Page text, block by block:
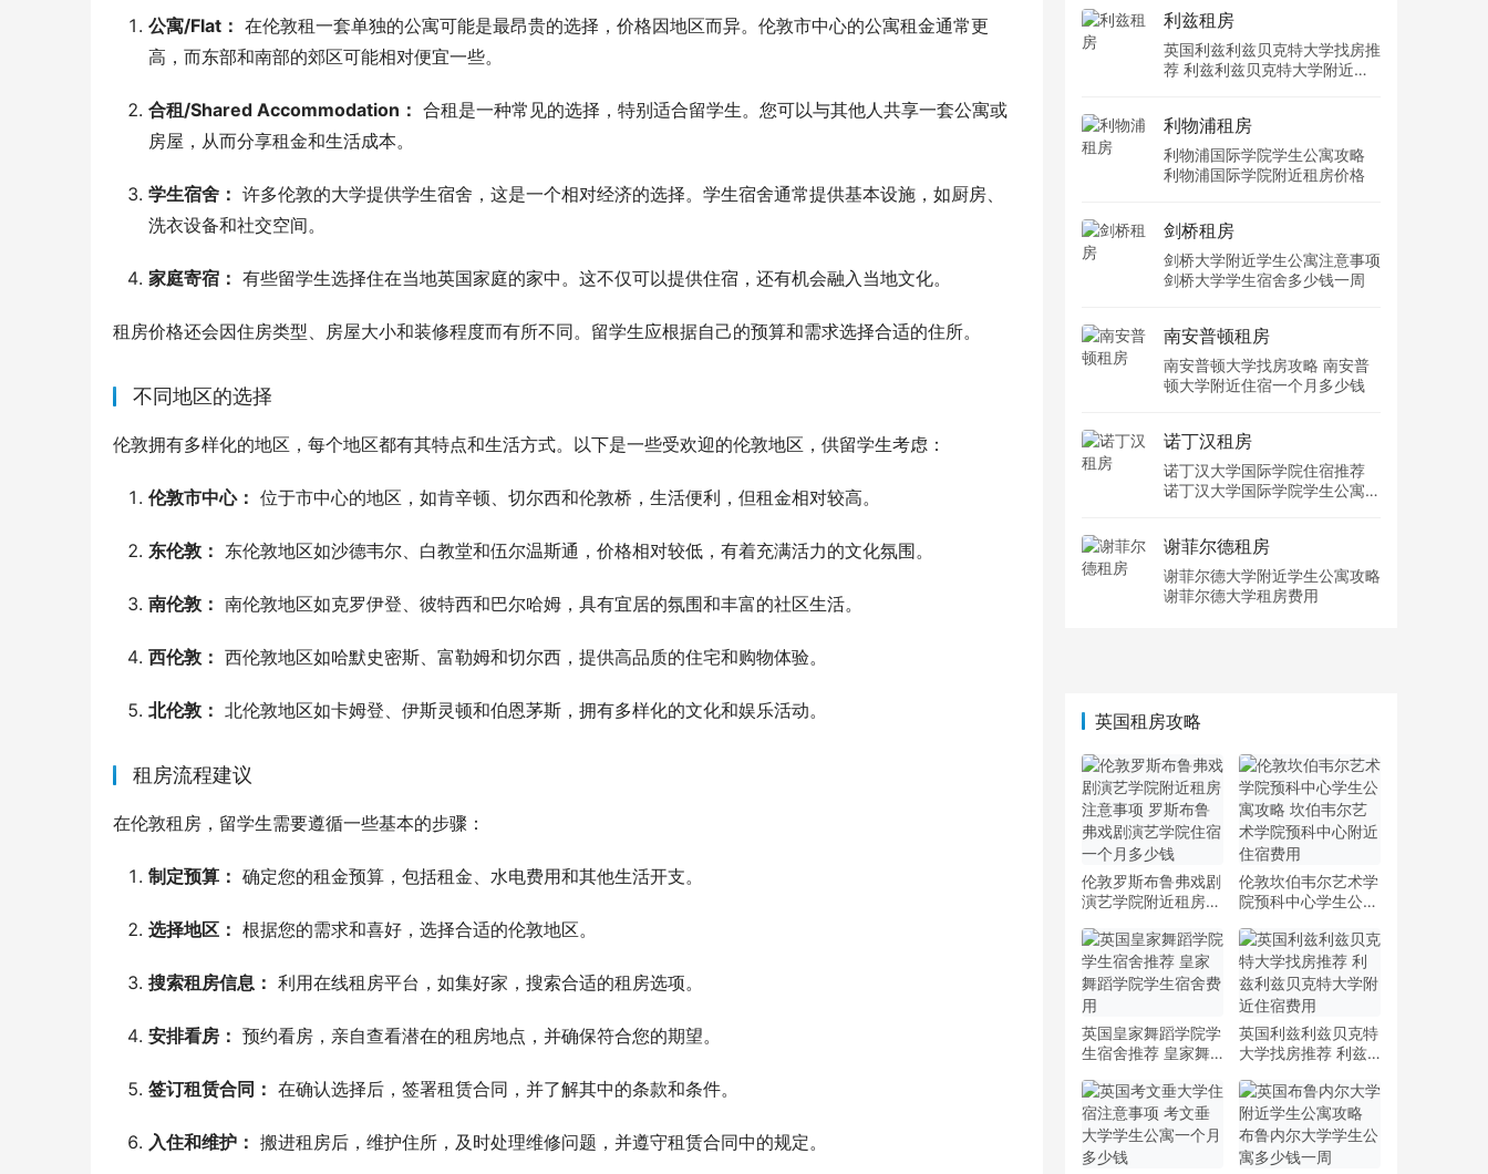
公寓/Flat： 在伦敦租一套单独的公寓可能是最昂贵的选择，价格因地区而异。伦敦市中心的公寓租金通常更
高，而东部和南部的郊区可能相对便宜一些。
合租/Shared Accommodation： 合租是一种常见的选择，特别适合留学生。您可以与其他人共享一套公寓或
房屋，从而分享租金和生活成本。
学生宿舍： 许多伦敦的大学提供学生宿舍，这是一个相对经济的选择。学生宿舍通常提供基本设施，如厨房、
洗衣设备和社交空间。
家庭寄宿： 有些留学生选择住在当地英国家庭的家中。这不仅可以提供住宿，还有机会融入当地文化。
租房价格还会因住房类型、房屋大小和装修程度而有所不同。留学生应根据自己的预算和需求选择合适的住所。
不同地区的选择
伦敦拥有多样化的地区，每个地区都有其特点和生活方式。以下是一些受欢迎的伦敦地区，供留学生考虑：
伦敦市中心： 位于市中心的地区，如肯辛顿、切尔西和伦敦桥，生活便利，但租金相对较高。
东伦敦： 东伦敦地区如沙德韦尔、白教堂和伍尔温斯通，价格相对较低，有着充满活力的文化氛围。
南伦敦： 南伦敦地区如克罗伊登、彼特西和巴尔哈姆，具有宜居的氛围和丰富的社区生活。
西伦敦： 西伦敦地区如哈默史密斯、富勒姆和切尔西，提供高品质的住宅和购物体验。
北伦敦： 北伦敦地区如卡姆登、伊斯灵顿和伯恩茅斯，拥有多样化的文化和娱乐活动。
租房流程建议
在伦敦租房，留学生需要遵循一些基本的步骤：
制定预算： 确定您的租金预算，包括租金、水电费用和其他生活开支。
选择地区： 根据您的需求和喜好，选择合适的伦敦地区。
搜索租房信息： 利用在线租房平台，如集好家，搜索合适的租房选项。
安排看房： 预约看房，亲自查看潜在的租房地点，并确保符合您的期望。
签订租赁合同： 在确认选择后，签署租赁合同，并了解其中的条款和条件。
入住和维护： 搬进租房后，维护住所，及时处理维修问题，并遵守租赁合同中的规定。
利兹租房
英国利兹利兹贝克特大学找房推
荐 利兹利兹贝克特大学附近住
利物浦租房
利物浦国际学院学生公寓攻略
利物浦国际学院附近租房价格
剑桥租房
剑桥大学附近学生公寓注意事项
剑桥大学学生宿舍多少钱一周
南安普顿租房
南安普顿大学找房攻略 南安普
顿大学附近住宿一个月多少钱
诺丁汉租房
诺丁汉大学国际学院住宿推荐
诺丁汉大学国际学院学生公寓多
谢菲尔德租房
谢菲尔德大学附近学生公寓攻略
谢菲尔德大学租房费用
英国租房攻略
伦敦罗斯布鲁弗戏剧
演艺学院附近租房注
戏剧演艺学院住宿一
个月多少钱
伦敦坎伯韦尔艺术学
院预科中心学生公寓
学院预科中心附近住
宿费用
英国皇家舞蹈学院学
生宿舍推荐 皇家舞
英国利兹利兹贝克特
大学找房推荐 利兹
住宿费用